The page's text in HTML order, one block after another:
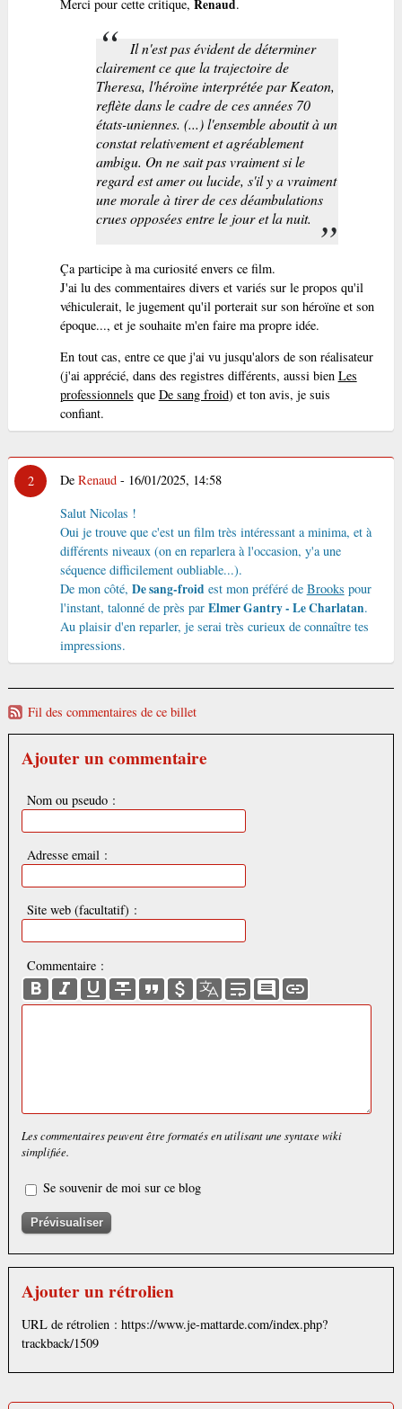
Merci pour cette critique, Renaud.
Il n'est pas évident de déterminer
clairement ce que la trajectoire de
Theresa, l'héroïne interprétée par Keaton,
reflète dans le cadre de ces années 70
états-uniennes. (...) l'ensemble aboutit à un
constat relativement et agréablement
ambigu. On ne sait pas vraiment si le
regard est amer ou lucide, s'il y a vraiment
une morale à tirer de ces déambulations
crues opposées entre le jour et la nuit.
Ça participe à ma curiosité envers ce film.
J'ai lu des commentaires divers et variés sur le propos qu'il
véhiculerait, le jugement qu'il porterait sur son héroïne et son
époque..., et je souhaite m'en faire ma propre idée.
En tout cas, entre ce que j'ai vu jusqu'alors de son réalisateur
(j'ai apprécié, dans des registres différents, aussi bien Les
professionnels que De sang froid) et ton avis, je suis
confiant.
2 De Renaud- 16/01/2025, 14:58
Salut Nicolas !
Oui je trouve que c'est un film très intéressant a minima, et à
différents niveaux (on en reparlera à l'occasion, y'a une
séquence difficilement oubliable...).
De mon côté, De sang-froid est mon préféré de Brooks pour
l'instant, talonné de près par Elmer Gantry - Le Charlatan.
Au plaisir d'en reparler, je serai très curieux de connaître tes
impressions.
Fil des commentaires de ce billet
Ajouter un commentaire
Nom ou pseudo :
Adresse email :
Site web (facultatif) :
Commentaire :
Les commentaires peuvent être formatés en utilisant une syntaxe wiki
simplifiée.
Se souvenir de moi sur ce blog
Ajouter un rétrolien
URL de rétrolien : https://www.je-mattarde.com/index.php?
trackback/1509